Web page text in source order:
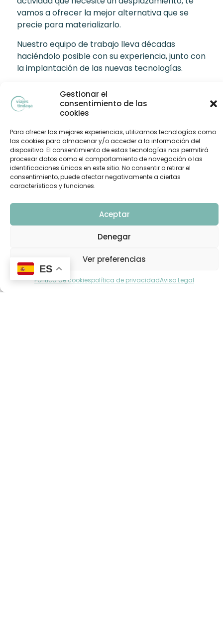
Gestionar el
consentimiento de las
cookies
Para ofrecer las mejores experiencias, utilizamos tecnologías como
las cookies para almacenar y/o acceder a la información del
dispositivo. El consentimiento de estas tecnologías nos permitirá
procesar datos como el comportamiento de navegación o las
identificaciones únicas en este sitio. No consentir o retirar el
consentimiento, puede afectar negativamente a ciertas
características y funciones.
Aceptar
Denegar
Ver preferencias
Política de cookiespolítica de privacidadAviso Legal
vamos a ofrecer la mejor alternativa que se
precie para materializarlo.
Nuestro equipo de trabajo lleva décadas
haciéndolo posible con su experiencia, junto con
la implantación de las nuevas tecnologías.
de incentivo, grupos deportivos, y elaboración
de congresos. No queremos dejar atrás el
siempre.
ES